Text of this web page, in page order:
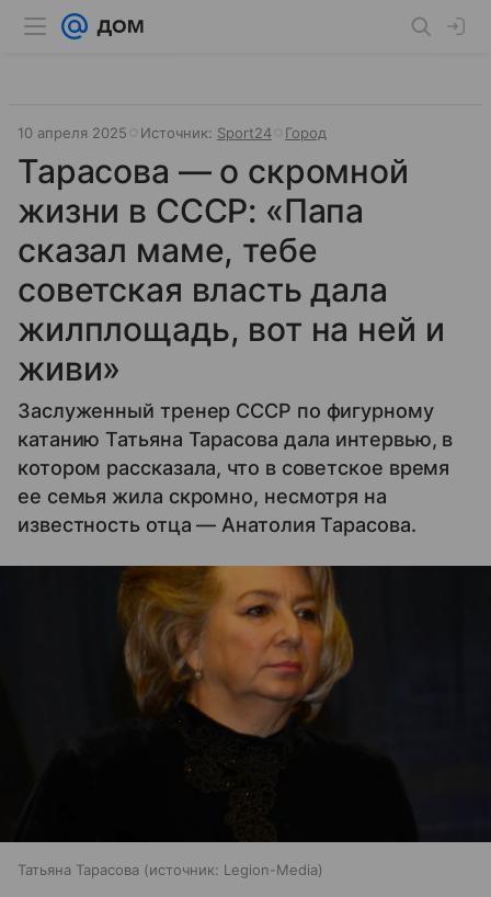
10 апреля 2025 Источник: Sport24 Город
Тарасова — о скромной
жизни в СССР: «Папа
сказал маме, тебе
советская власть дала
жилплощадь, вот на ней и
живи»
Заслуженный тренер СССР по фигурному
катанию Татьяна Тарасова дала интервью, в
котором рассказала, что в советское время
ее семья жила скромно, несмотря на
известность отца — Анатолия Тарасова.
Татьяна Тарасова источник: Legion-Media